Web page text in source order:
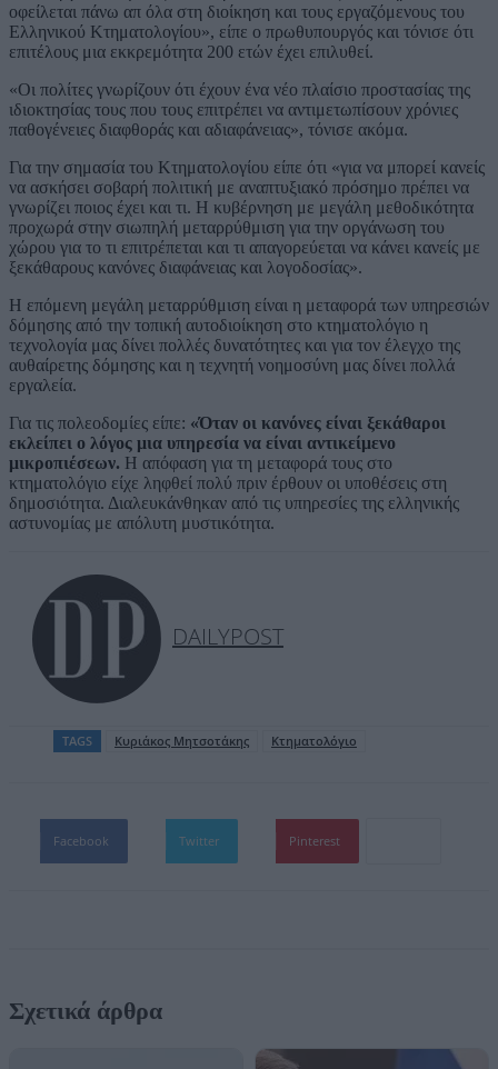
οφείλεται πάνω απ όλα στη διοίκηση και τους εργαζόμενους του
Ελληνικού Κτηματολογίου», είπε ο πρωθυπουργός και τόνισε ότι
επιτέλους μια εκκρεμότητα 200 ετών έχει επιλυθεί.
«Οι πολίτες γνωρίζουν ότι έχουν ένα νέο πλαίσιο προστασίας της
ιδιοκτησίας τους που τους επιτρέπει να αντιμετωπίσουν χρόνιες
παθογένειες διαφθοράς και αδιαφάνειας», τόνισε ακόμα.
Για την σημασία του Κτηματολογίου είπε ότι «για να μπορεί κανείς
να ασκήσει σοβαρή πολιτική με αναπτυξιακό πρόσημο πρέπει να
γνωρίζει ποιος έχει και τι. Η κυβέρνηση με μεγάλη μεθοδικότητα
προχωρά στην σιωπηλή μεταρρύθμιση για την οργάνωση του
χώρου για το τι επιτρέπεται και τι απαγορεύεται να κάνει κανείς με
ξεκάθαρους κανόνες διαφάνειας και λογοδοσίας».
Η επόμενη μεγάλη μεταρρύθμιση είναι η μεταφορά των υπηρεσιών
δόμησης από την τοπική αυτοδιοίκηση στο κτηματολόγιο η
τεχνολογία μας δίνει πολλές δυνατότητες και για τον έλεγχο της
αυθαίρετης δόμησης και η τεχνητή νοημοσύνη μας δίνει πολλά
εργαλεία.
Για τις πολεοδομίες είπε: «Όταν οι κανόνες είναι ξεκάθαροι
εκλείπει ο λόγος μια υπηρεσία να είναι αντικείμενο
μικροπιέσεων. Η απόφαση για τη μεταφορά τους στο
κτηματολόγιο είχε ληφθεί πολύ πριν έρθουν οι υποθέσεις στη
δημοσιότητα. Διαλευκάνθηκαν από τις υπηρεσίες της ελληνικής
αστυνομίας με απόλυτη μυστικότητα.
DAILYPOST
TAGS Kυριάκος Μητσοτάκης Κτηματολόγιο
Facebook Twitter Pinterest
Σχετικά άρθρα